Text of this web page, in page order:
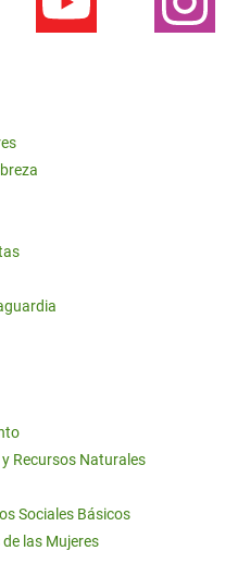
Recursos Naturales
Sociales Básicos
las Mujeres